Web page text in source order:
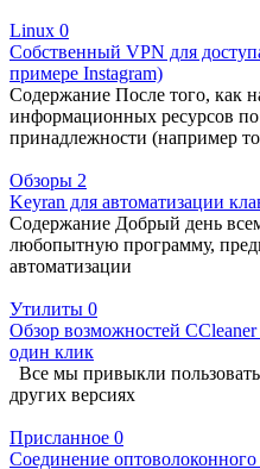
Linux 0
Собственный VPN для
примере Instagram)
Содержание После того, как
информационных ресурсов по
принадлежности (например
Обзоры 2
Keyran для автоматизации
Содержание Добрый день
любопытную программу,
автоматизации
Утилиты 0
Обзор возможностей
один клик
Все мы привыкли
других версиях
Присланное 0
Соединение